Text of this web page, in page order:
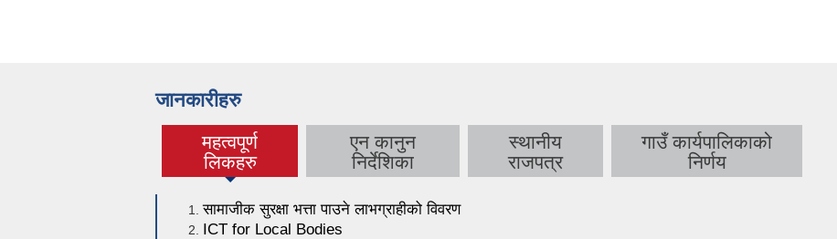
जानकारीहरु
महत्वपूर्ण
लि‌कहरु
(active tab)
एन कानुन
निर्देशिका
स्थानीय
राजपत्र
गाउँ कार्यपालिकाको
निर्णय
सामाजीक सुरक्षा भत्ता पाउने लाभग्राहीको विवरण
ICT for Local Bodies